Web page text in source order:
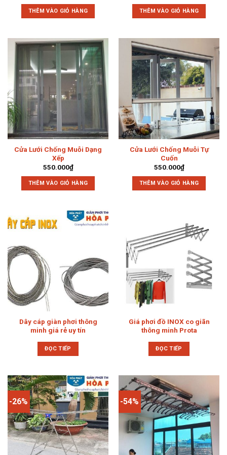
THÊM VÀO GIỎ HÀNG THÊM VÀO GIỎ HÀNG
Cửa Lưới Chống Muỗi Dạng
Xếp
550.000₫
THÊM VÀO GIỎ HÀNG
Cửa Lưới Chống Muỗi Tự
Cuốn
550.000₫
THÊM VÀO GIỎ HÀNG
Dây cáp giàn phơi thông
minh giá rẻ uy tín
ĐỌC TIẾP
Giá phơi đồ INOX co giãn
thông minh Prota
ĐỌC TIẾP
-26% -54%